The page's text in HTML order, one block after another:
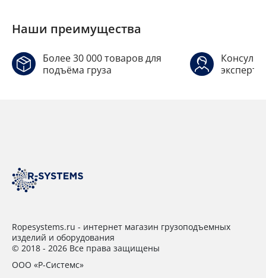
Наши преимущества
Более 30 000 товаров для
подъёма груза
Ropesystems.ru - интернет магазин грузоподъемных
изделий и оборудования
© 2018 - 2026 Все права защищены
ООО «Р-Системс»